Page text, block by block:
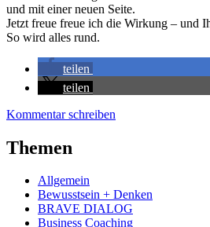
und mit einer neuen Seite.
Jetzt freue freue ich die Wirkung – und
So wird alles rund.
teilen
teilen
Kommentar schreiben
Themen
Allgemein
Bewusstsein + Denken
BRAVE DIALOG
Business Coaching